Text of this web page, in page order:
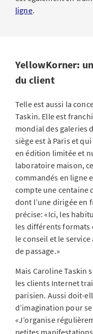
ligne.
YellowKorner:
du client
Telle est aussi la
Taskin. Elle est
mondial des galeries
siège est à Paris et
en édition limitée et
laboratoire maison,
commandés en ligne
compte une centaine
dont l’une dirigée en
précise: «Ici, les
les différents
le conseil et le
de passage.»
Mais Caroline Taskin
les clients Internet
parisien. Aussi doit-
d’imagination pour
«J’organise
petites